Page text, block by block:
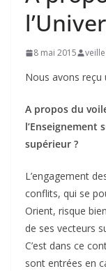
8 mai 2015
Nous avons reçu
A propos du
l’Enseignement
supérieur ?
L’engagement
conflits, qui se
Orient, risque
de ses vecteurs
C’est dans ce
sont entrées en